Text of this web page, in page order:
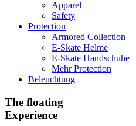
Apparel
Safety
Protection
Armored Collection
E-Skate Helme
E-Skate Handschuhe
Mehr Protection
Beleuchtung
The floating
Experience